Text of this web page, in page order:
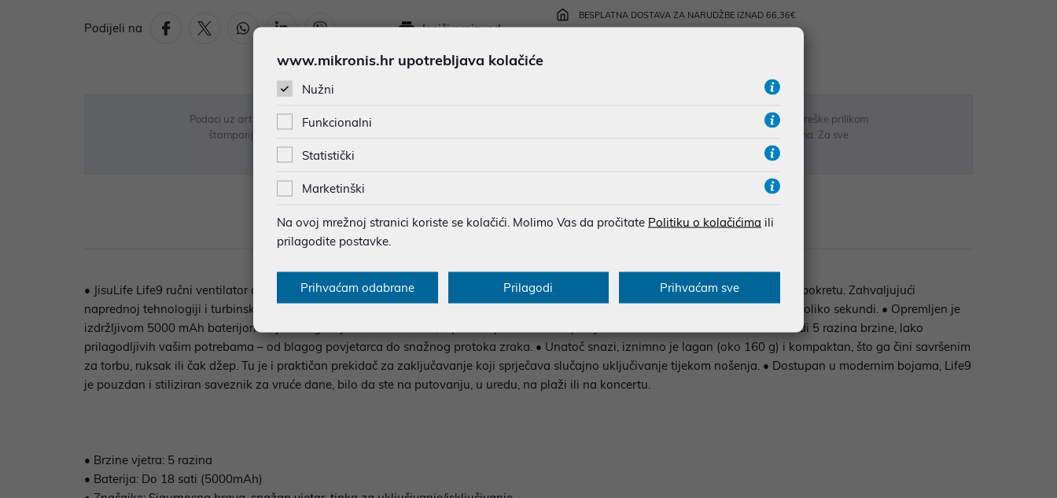
Podijeli na Ispiši proizvod
BESPLATNA DOSTAVA ZA NARUDŽBE IZNAD 66,36€
Podaci uz artikle su prezentirani u dobroj namjeri. Mikronis d.o.o. ne odgovara za eventualne pogreške nastale u opisu proizvoda, greške prilikom
štampanja te promjene u dostupnosti i cijene. Slike artikala su ilustrativne prirode te ne moraju u potpunosti odgovarati artiklima. Za sve
eventualne nejasnoće možete nas kontaktirati na
Opis Specifikacija Raspoloživost Recenzije
• JisuLife Life9 ručni ventilator donosi snažno osvježenje u kompaktnom i elegantnom dizajnu, idealan za svakodnevnu upotrebu u pokretu. Zahvaljujući
naprednoj tehnologiji i turbinskom sustavu s 9 lopatica, postiže brzinu zraka do 10 m/s, pružajući ugodan osjećaj hlađenja već u nekoliko sekundi. • Opremljen je
izdržljivom 5000 mAh baterijom koja omogućuje do 18 sati rada, a puni se putem USB-C priključka za samo 3–4 sata. Ventilator nudi 5 razina brzine, lako
prilagodljivih vašim potrebama – od blagog povjetarca do snažnog protoka zraka. • Unatoč snazi, iznimno je lagan (oko 160 g) i kompaktan, što ga čini savršenim
za torbu, ruksak ili čak džep. Tu je i praktičan prekidač za zaključavanje koji sprječava slučajno uključivanje tijekom nošenja. • Dostupan u modernim bojama, Life9
je pouzdan i stiliziran saveznik za vruće dane, bilo da ste na putovanju, u uredu, na plaži ili na koncertu.
• Brzine vjetra: 5 razina
• Baterija: Do 18 sati (5000mAh)
www.mikronis.hr upotrebljava kolačiće
Nužni
Funkcionalni
Statistički
Marketinški
Na ovoj mrežnoj stranici koriste se kolačići. Molimo Vas da pročitate Politiku o kolačićima ili
prilagodite postavke.
Prihvaćam odabrane Prilagodi Prihvaćam sve